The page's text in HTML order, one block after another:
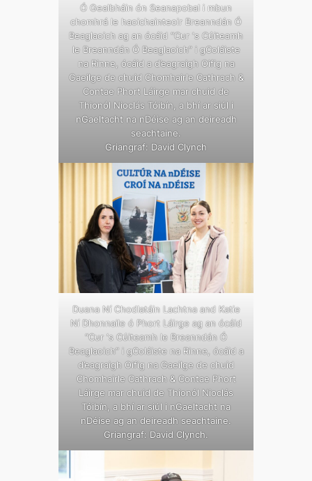
Ó Gealbháin ón Seanapobal i mbun
chomhrá le haoichainteoir Breanndán Ó
Beaglaoich ag an ócáid “Cur ‘s Cúiteamh
le Breanndán Ó Beaglaoich” i gColáiste
na Rinne, ócáid a d’eagraigh Oifig na
Gaeilge de chuid Chomhairle Cathrach &
Contae Phort Láirge mar chuid de
Thionól Nioclás Tóibín, a bhí ar siúl i
nGaeltacht na nDéise ag an deireadh
seachtaine.
Griangraf: David Clynch
Duana Ní Chodlatáin Lachtna and Katie
Ní Dhonnaile ó Phort Láirge ag an ócáid
“Cur ‘s Cúiteamh le Breanndán Ó
Beaglaoich” i gColáiste na Rinne, ócáid a
d’eagraigh Oifig na Gaeilge de chuid
Chomhairle Cathrach & Contae Phort
Láirge mar chuid de Thionól Nioclás
Tóibín, a bhí ar siúl i nGaeltacht na
nDéise ag an deireadh seachtaine.
Griangraf: David Clynch.